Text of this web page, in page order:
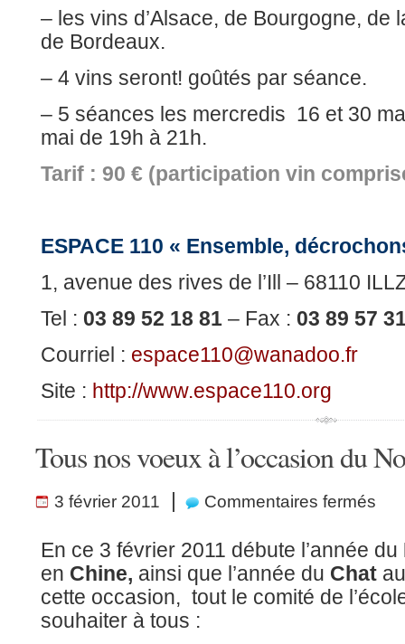
– les vins d’Alsace, de Bourgogne, de
de Bordeaux.
– 4 vins seront! goûtés par séance.
– 5 séances les mercredis 16 et 30
mai de 19h à 21h.
Tarif : 90 € (participation vin
ESPACE 110 « Ensemble,
1, avenue des rives de l’Ill – 68110
Tel : 03 89 52 18 81 – Fax : 03 89 57
Courriel : espace110@wanadoo.fr
Site : http://www.espace110.org
Tous nos voeux à l’occasion du
3 février 2011 | Commentaires fermés
En ce 3 février 2011 débute l’année du
en Chine, ainsi que l’année du Chat
cette occasion, tout le comité de
souhaiter à tous :